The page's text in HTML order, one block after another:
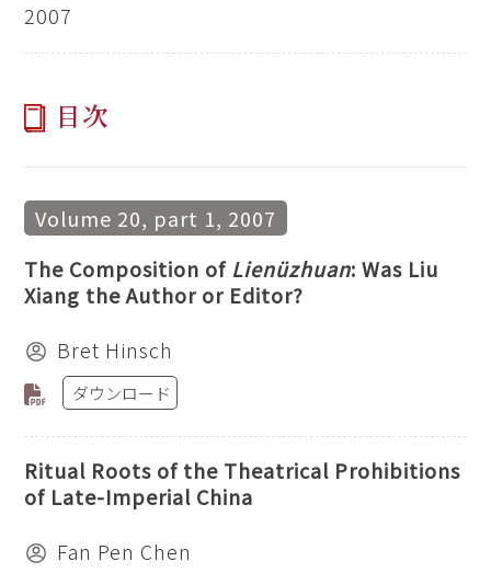
2007
目次
Volume 20, part 1, 2007
The Composition of Lienüzhuan: Was Liu
Xiang the Author or Editor?
Bret Hinsch
ダウンロード
Ritual Roots of the Theatrical Prohibitions
of Late-Imperial China
Fan Pen Chen